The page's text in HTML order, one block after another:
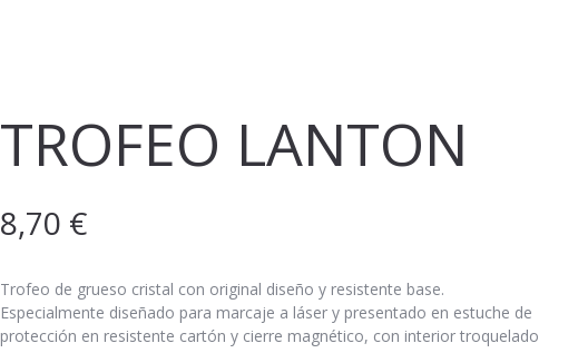
TROFEO LANTON
8,70 €
Trofeo de grueso cristal con original diseño y resistente base.
Especialmente diseñado para marcaje a láser y presentado en estuche de
protección en resistente cartón y cierre magnético, con interior troquelado